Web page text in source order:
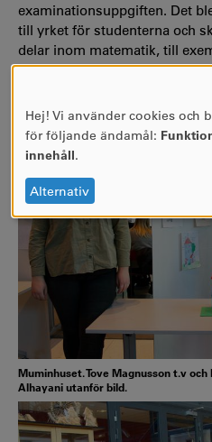
examinationsuppgiften. Det
till yrket för studenterna och
delar inom matematik, till
inom geometri, att uppskatta
Muminhuset. Tove Magnusson t.v
Alhayani utanför bild.
ANVÄNDNING
AV
OCH
COOKIES
Hej! Vi använder cookies och
för följande ändamål:
innehåll.
Alternativ